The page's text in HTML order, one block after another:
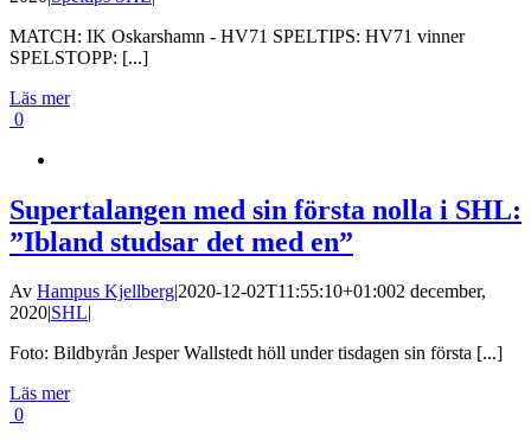
MATCH: IK Oskarshamn - HV71 SPELTIPS: HV71 vinner
SPELSTOPP: [...]
Läs mer
0
Supertalangen med sin första nolla i SHL:
”Ibland studsar det med en”
Av Hampus Kjellberg|2020-12-02T11:55:10+01:002 december,
2020|SHL|
Foto: Bildbyrån Jesper Wallstedt höll under tisdagen sin första [...]
Läs mer
0